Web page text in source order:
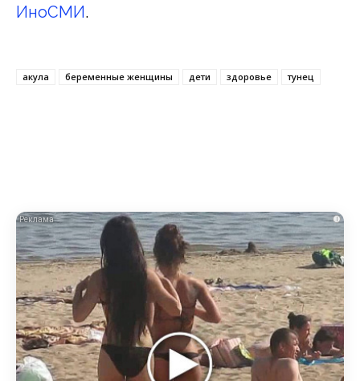
ИноСМИ.
акула беременные женщины дети здоровье тунец
i